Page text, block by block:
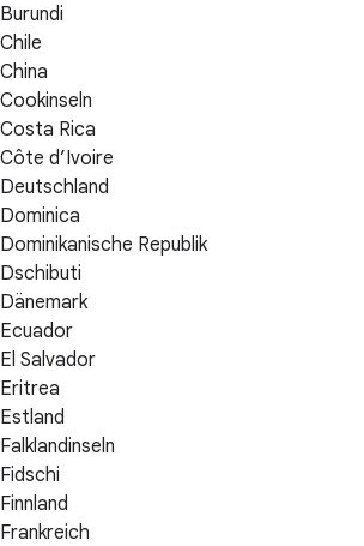
Burundi
Chile
China
Cookinseln
Costa Rica
Côte d’Ivoire
Deutschland
Dominica
Dominikanische Republik
Dschibuti
Dänemark
Ecuador
El Salvador
Eritrea
Estland
Falklandinseln
Fidschi
Finnland
Frankreich